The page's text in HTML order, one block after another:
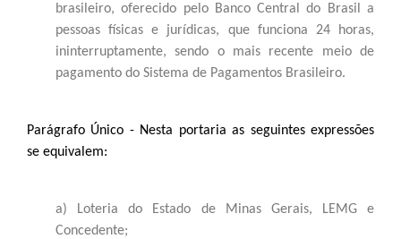
brasileiro, oferecido pelo Banco Central do Brasil a
pessoas físicas e jurídicas, que funciona 24 horas,
ininterruptamente, sendo o mais recente meio de
pagamento do Sistema de Pagamentos Brasileiro.
Parágrafo Único - Nesta portaria as seguintes expressões
se equivalem:
a) Loteria do Estado de Minas Gerais, LEMG e
Concedente;